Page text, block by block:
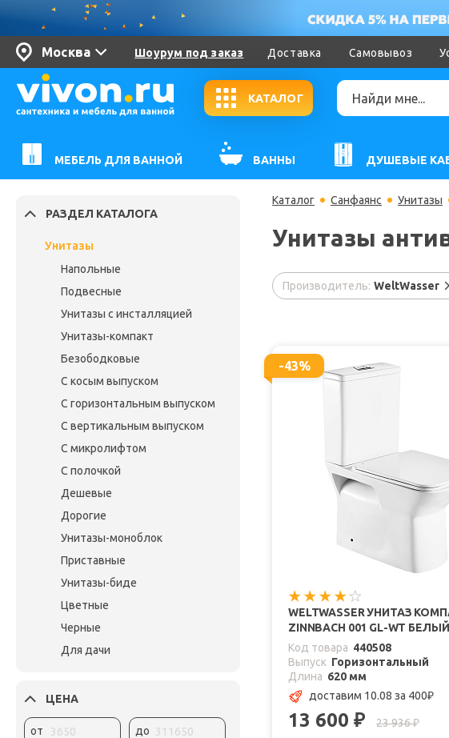
Москва Шоурум под заказ Доставка Самовывоз
КАТАЛОГ
МЕБЕЛЬ ДЛЯ ВАННОЙ ВАННЫ ДУШЕВЫЕ
РАЗДЕЛ КАТАЛОГА
Унитазы
Напольные
Подвесные
Унитазы с инсталляцией
Унитазы-компакт
Безободковые
С косым выпуском
С горизонтальным выпуском
С вертикальным выпуском
С микролифтом
С полочкой
Дешевые
Дорогие
Унитазы-моноблок
Приставные
Унитазы-биде
Цветные
Черные
Для дачи
ЦЕНА
от до
Каталог Санфаянс Унитазы
Унитазы
Производитель: WeltWasser
-43%
WELTWASSER УНИТАЗ
ZINNBACH 001 GL-WT БЕЛЫЙ
Код товара 440508
Выпуск Горизонтальный
Длина 620 мм
доставим 10.08 за 400₽
13 600 ₽ 23 936₽